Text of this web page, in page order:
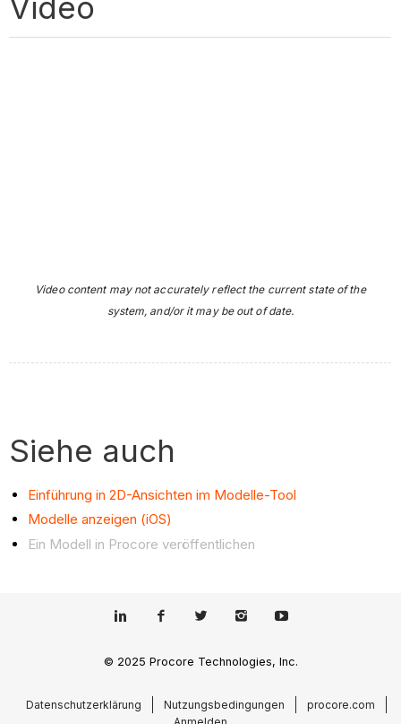
Video content may not accurately reflect the current state of the
system, and/or it may be out of date.
Siehe auch
Einführung in 2D-Ansichten im Modelle-Tool
Modelle anzeigen (iOS)
Ein Modell in Procore veröffentlichen
© 2025 Procore Technologies, Inc.
Datenschutzerklärung Nutzungsbedingungen
procore.com